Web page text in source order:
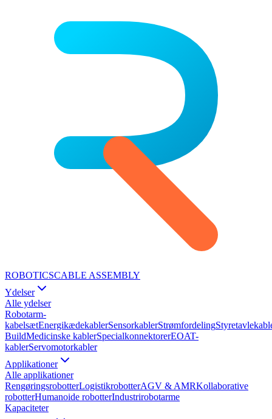
ROBOTICSCABLE ASSEMBLY
Ydelser
Alle ydelser
Robotarm-
kabelsætEnergikædekablerSensorkablerStrømfordeling
BuildMedicinske kablerSpecialkonnektorerEOAT-
kablerServomotorkabler
Applikationer
Alle applikationer
RengøringsrobotterLogistikrobotterAGV & AMRKollaborative
robotterHumanoide robotterIndustrirobotarme
Kapaciteter